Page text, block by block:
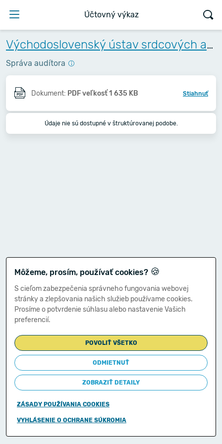
Účtovný výkaz
Východoslovenský ústav srdcových a cievnych chorôb, a.s.
Správa audítora
Dokument: PDF veľkosť 1 635 KB Stiahnuť
Údaje nie sú dostupné v štruktúrovanej podobe.
Môžeme, prosím, používať cookies? 🍪
S cieľom zabezpečenia správneho fungovania webovej
stránky a zlepšovania našich služieb používame cookies.
Prosíme o potvrdenie súhlasu alebo nastavenie Vašich
preferencií.
POVOLIŤ VŠETKO
ODMIETNUŤ
ZOBRAZIŤ DETAILY
ZÁSADY POUŽÍVANIA COOKIES
VYHLÁSENIE O OCHRANE SÚKROMIA
Copyright © 2011-2026